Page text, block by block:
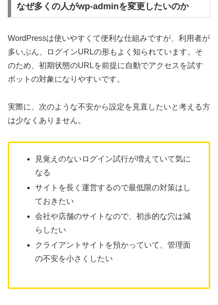
なぜ多くの人がwp-adminを変更したいのか
WordPressは使いやすくて便利な仕組みですが、利用者が
多いぶん、ログインURLの形もよく知られています。そ
のため、初期状態のURLを前提に自動でアクセスを試す
ボットの対象になりやすいです。
実際に、次のような不安から設定を見直したいと考える方
は少なくありません。
見覚えのないログイン試行が増えていて気に
なる
サイトを長く運営するので最低限の対策はし
ておきたい
会社や店舗のサイトなので、初歩的な穴は減
らしたい
クライアントサイトを預かっていて、管理面
の不安を小さくしたい